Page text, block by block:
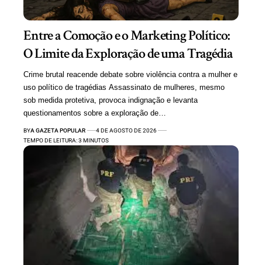
Entre a Comoção e o Marketing Político:
O Limite da Exploração de uma Tragédia
Crime brutal reacende debate sobre violência contra a mulher e
uso político de tragédias Assassinato de mulheres, mesmo
sob medida protetiva, provoca indignação e levanta
questionamentos sobre a exploração de…
BYA GAZETA POPULAR
4 DE AGOSTO DE 2026
TEMPO DE LEITURA: 3 MINUTOS